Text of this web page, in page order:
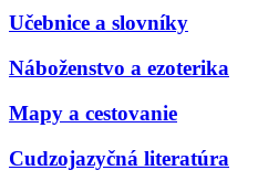
Učebnice a slovníky
Náboženstvo a ezoterika
Mapy a cestovanie
Cudzojazyčná literatúra